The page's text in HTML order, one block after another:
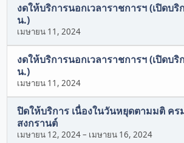
งดให้บริการนอกเวลาราชการฯ (เปิดบริ
น.)
เมษายน 11, 2024
งดให้บริการนอกเวลาราชการฯ (เปิดบริ
น.)
เมษายน 11, 2024
ปิดให้บริการ เนื่องในวันหยุดตามมติ คร
สงกรานต์
เมษายน 12, 2024– เมษายน 16, 2024